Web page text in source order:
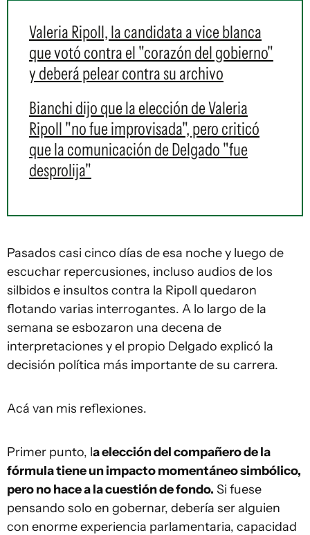
Valeria Ripoll, la candidata a vice blanca
que votó contra el "corazón del gobierno"
y deberá pelear contra su archivo
Bianchi dijo que la elección de Valeria
Ripoll "no fue improvisada", pero criticó
que la comunicación de Delgado "fue
desprolija"
Pasados casi cinco días de esa noche y luego de
escuchar repercusiones, incluso audios de los
silbidos e insultos contra la Ripoll quedaron
flotando varias interrogantes. A lo largo de la
semana se esbozaron una decena de
interpretaciones y el propio Delgado explicó la
decisión política más importante de su carrera.
Acá van mis reflexiones.
Primer punto, la elección del compañero de la
fórmula tiene un impacto momentáneo simbólico,
pero no hace a la cuestión de fondo. Si fuese
pensando solo en gobernar, debería ser alguien
con enorme experiencia parlamentaria, capacidad